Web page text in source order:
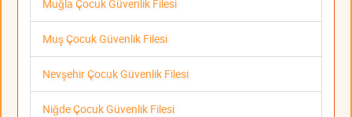
Muğla Çocuk Güvenlik Filesi
Muş Çocuk Güvenlik Filesi
Nevşehir Çocuk Güvenlik Filesi
Niğde Çocuk Güvenlik Filesi